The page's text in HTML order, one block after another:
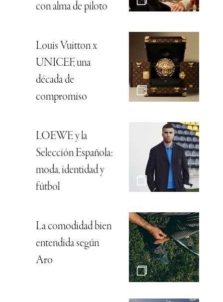
con alma de piloto
Louis Vuitton x
UNICEF, una
década de
compromiso
LOEWE y la
Selección Española:
moda, identidad y
fútbol
La comodidad bien
entendida según
Aro